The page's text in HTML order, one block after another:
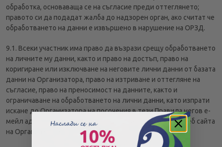
обработка, основаваща се на съгласие преди оттеглянето;
правото си да подадат жалба до надзорен орган, ако считат че
обработването на данни е извършено в нарушение на ОРЗД.
9.1. Всеки участник има право да възрази срещу обработването
на личните му данни, както и право на достъп, право на
коригиране или изключване на неговите лични данни от базата
данни на Организатора, право на изтриване и оттегляне на
съгласие, право на преносимост на данните, както и
ограничаване на обработването на лични данни, като изпрати
искане до Организатора на посочения в тези Правила негов е-
мейл адрес info@benu.bg., достъпен включително на уеб сайта
на Организатора.